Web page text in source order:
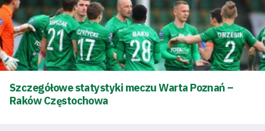
Szczegółowe statystyki meczu Warta Poznań –
Raków Częstochowa